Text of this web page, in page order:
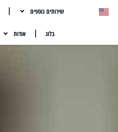
שירותים נוספים
בלוג אודות